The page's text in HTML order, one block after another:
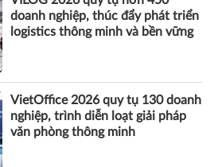
AI và thương mại điện tử mở động
lực tăng trưởng mới cho doanh
nghiệp Hà Nội
VILOG 2026 quy tụ hơn 450
doanh nghiệp, thúc đẩy phát triển
logistics thông minh và bền vững